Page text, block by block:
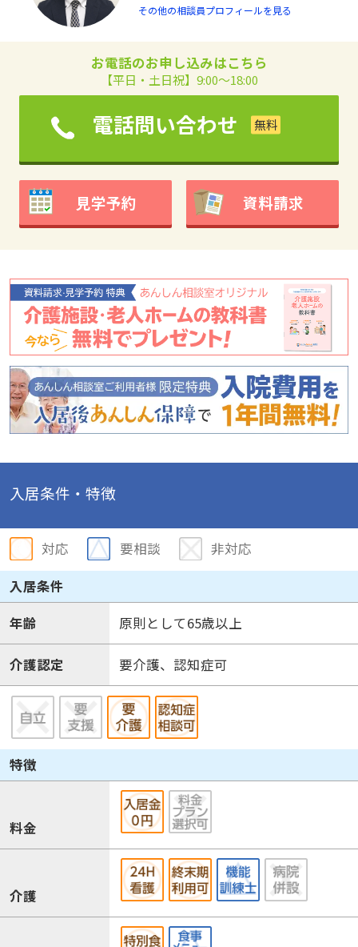
その他の相談員プロフィールを見る
お電話のお申し込みはこちら
【平日・土日祝】9:00～18:00
電話問い合わせ
見学予約 資料請求
入居条件・特徴
対応 要相談
非対応
入居条件
年齢
原則として65歳以上
介護認定 要介護、認知症可
特徴
料金
介護